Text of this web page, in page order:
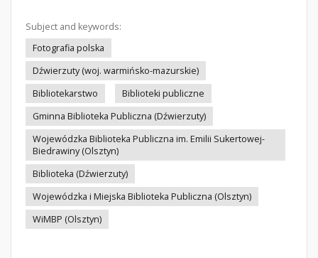
Subject and keywords:
Fotografia polska
Dźwierzuty (woj. warmińsko-mazurskie)
Bibliotekarstwo
Biblioteki publiczne
Gminna Biblioteka Publiczna (Dźwierzuty)
Wojewódzka Biblioteka Publiczna im. Emilii Sukertowej-
Biedrawiny (Olsztyn)
Biblioteka (Dźwierzuty)
Wojewódzka i Miejska Biblioteka Publiczna (Olsztyn)
WiMBP (Olsztyn)